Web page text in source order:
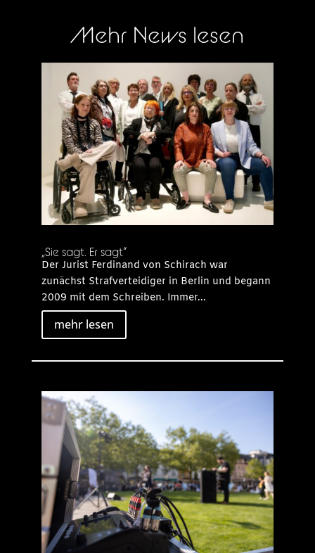
Mehr News lesen
„Sie sagt. Er sagt“
Der Jurist Ferdinand von Schirach war
zunächst Strafverteidiger in Berlin und begann
2009 mit dem Schreiben. Immer...
mehr lesen